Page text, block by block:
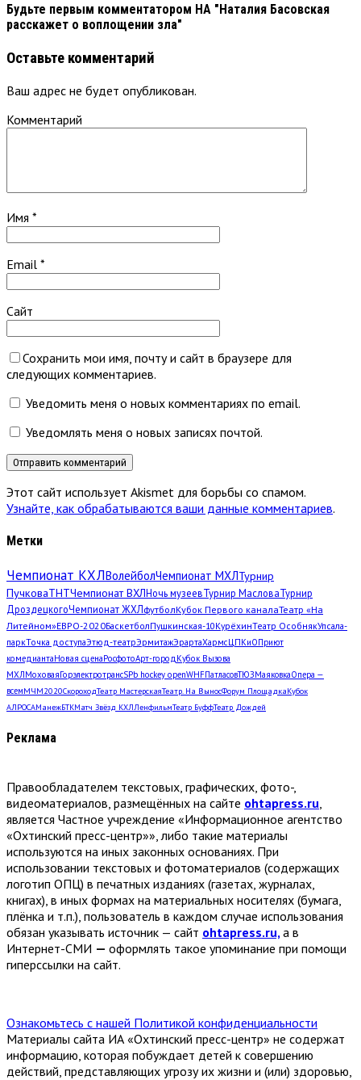
Будьте первым комментатором НА "Наталия Басовская
расскажет о воплощении зла"
Оставьте комментарий
Ваш адрес не будет опубликован.
Комментарий
Имя *
Email *
Сайт
Сохранить мои имя, почту и сайт в браузере для
следующих комментариев.
Уведомить меня о новых комментариях по email.
Уведомлять меня о новых записях почтой.
Этот сайт использует Akismet для борьбы со спамом.
Узнайте, как обрабатываются ваши данные комментариев.
Метки
Чемпионат КХЛВолейболЧемпионат МХЛТурнир
ПучковаТНТЧемпионат ВХЛНочь музеевТурнир МасловаТурнир
ДроздецкогоЧемпионат ЖХЛфутболКубок Первого каналаТеатр «На
Литейном»ЕВРО-2020БаскетболПушкинская-10КурёхинТеатр ОсобнякУпсала-
паркТочка доступаЭтюд-театрЭрмитажЭрартаХармсЦПКиОПриют
комедиантаНовая сценаРосфотоАрт-город Кубок Вызова
МХЛМоховаяГорэлектротрансSPb hockey openWHFПатласовТЮЗМаяковкаОпера —
всемМЧМ2020СкороходТеатр МастерскаяТеатр. На ВыносФорум ПлощадкаКубок
АЛРОСАМанежБТКМатч Звёзд КХЛЛенфильмТеатр БуффТеатр Дождей
Реклама
Правообладателем текстовых, графических, фото-,
видеоматериалов, размещённых на сайте ohtapress.ru,
является Частное учреждение «Информационное агентство
«Охтинский пресс-центр»», либо такие материалы
используются на иных законных основаниях. При
использовании текстовых и фотоматериалов (содержащих
логотип ОПЦ) в печатных изданиях (газетах, журналах,
книгах), в иных формах на материальных носителях (бумага,
плёнка и т.п.), пользователь в каждом случае использования
обязан указывать источник — сайт ohtapress.ru, а в
Интернет-СМИ — оформлять такое упоминание при помощи
гиперссылки на сайт.
Ознакомьтесь с нашей Политикой конфиденциальности
Материалы сайта ИА «Охтинский пресс-центр» не содержат
информацию, которая побуждает детей к совершению
действий, представляющих угрозу их жизни и (или) здоровью,